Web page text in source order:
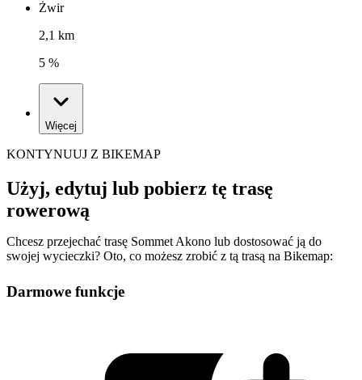
Żwir
2,1 km
5 %
Więcej
KONTYNUUJ Z BIKEMAP
Użyj, edytuj lub pobierz tę trasę
rowerową
Chcesz przejechać trasę Sommet Akono lub dostosować ją do
swojej wycieczki? Oto, co możesz zrobić z tą trasą na Bikemap:
Darmowe funkcje